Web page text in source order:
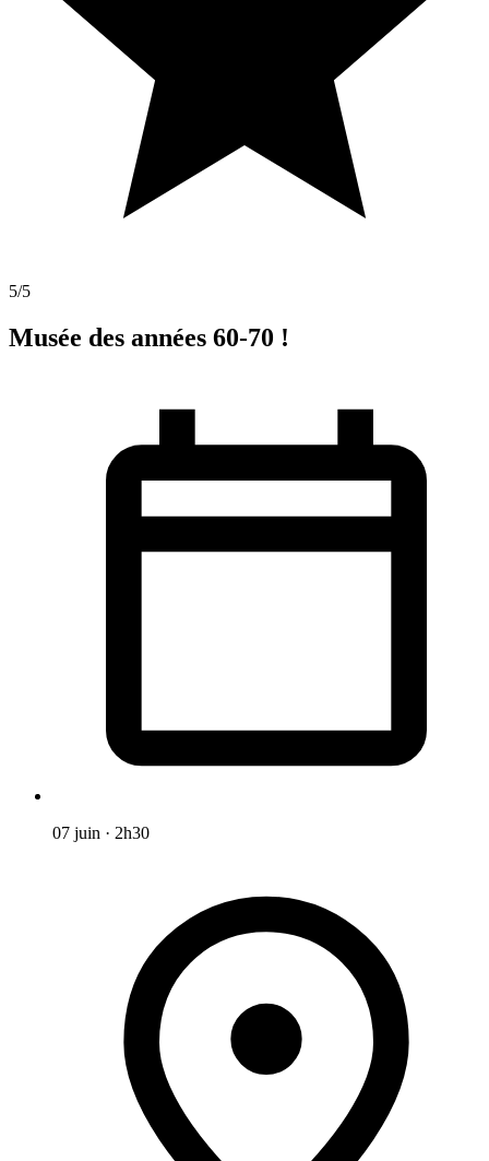
5/5
Musée des années 60-70 !
07 juin · 2h30